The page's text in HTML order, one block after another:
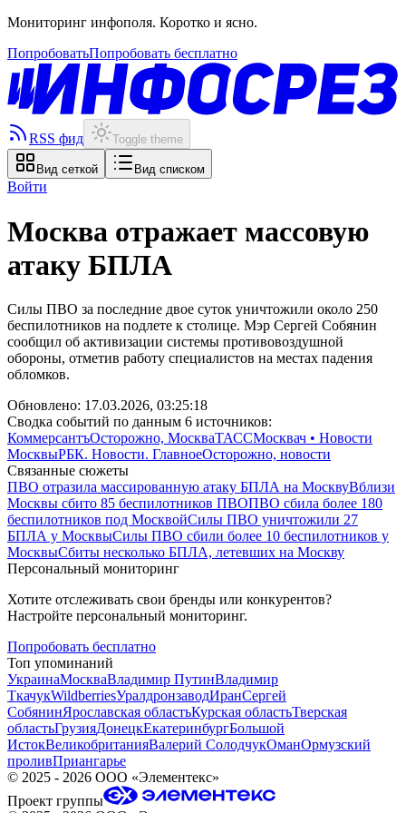
Мониторинг инфополя. Коротко и ясно.
ПопробоватьПопробовать бесплатно
RSS фид Toggle theme
Вид сеткой Вид списком
Войти
Москва отражает массовую
атаку БПЛА
Силы ПВО за последние двое суток уничтожили около 250
беспилотников на подлете к столице. Мэр Сергей Собянин
сообщил об активизации системы противовоздушной
обороны, отметив работу специалистов на местах падения
обломков.
Обновлено: 17.03.2026, 03:25:18
Сводка событий по данным 6 источников:
КоммерсантъОсторожно, МоскваТАССМосквач • Новости
МосквыРБК. Новости. ГлавноеОсторожно, новости
Связанные сюжеты
ПВО отразила массированную атаку БПЛА на МосквуВблизи
Москвы сбито 85 беспилотников ПВОПВО сбила более 180
беспилотников под МосквойСилы ПВО уничтожили 27
БПЛА у МосквыСилы ПВО сбили более 10 беспилотников у
МосквыСбиты несколько БПЛА, летевших на Москву
Персональный мониторинг
Хотите отслеживать свои бренды или конкурентов?
Настройте персональный мониторинг.
Попробовать бесплатно
Топ упоминаний
УкраинаМоскваВладимир ПутинВладимир
ТкачукWildberriesУралдронзаводИранСергей
СобянинЯрославская областьКурская областьТверская
областьГрузияДонецкЕкатеринбургБольшой
ИстокВеликобританияВалерий СолодчукОманОрмузский
проливПриангарье
© 2025 - 2026 ООО «Элементекс»
Проект группы